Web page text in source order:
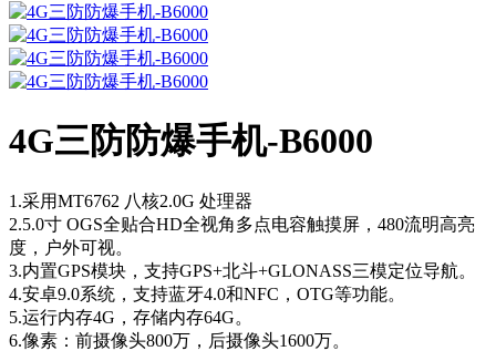
4G三防防爆手机-B6000
1.采用MT6762 八核2.0G 处理器
2.5.0寸 OGS全贴合HD全视角多点电容触摸屏，480流明高亮
度，户外可视。
3.内置GPS模块，支持GPS+北斗+GLONASS三模定位导航。
4.安卓9.0系统，支持蓝牙4.0和NFC，OTG等功能。
5.运行内存4G，存储内存64G。
6.像素：前摄像头800万，后摄像头1600万。